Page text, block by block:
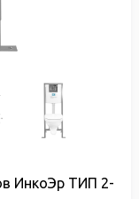
ИнкоЭр ТИП 2-